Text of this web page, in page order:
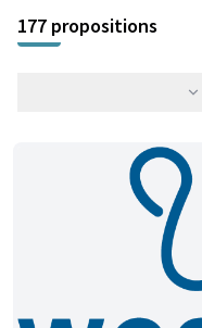
177 propositions